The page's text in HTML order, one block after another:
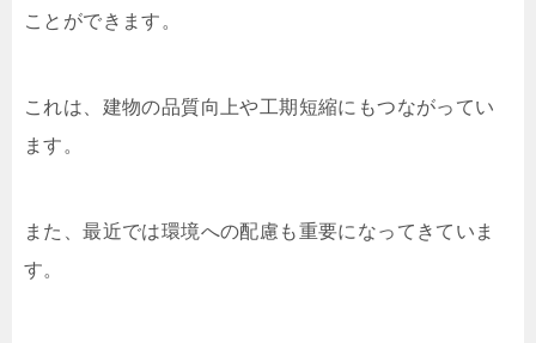
ことができます。
これは、建物の品質向上や工期短縮にもつながってい
ます。
また、最近では環境への配慮も重要になってきていま
す。